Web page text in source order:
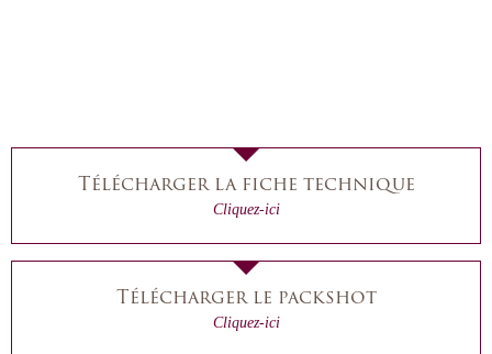
Télécharger la fiche technique
Cliquez-ici
Télécharger le packshot
Cliquez-ici